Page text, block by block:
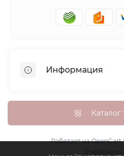
Информация
Доставка, оплата и
Гарантия возврата
Политика
Каталог
Работает наOpenCart